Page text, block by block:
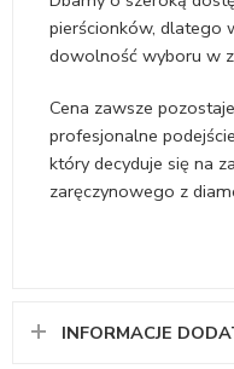
pierścionków, dlatego
dowolność wyboru w
Cena zawsze
profesjonalne
który decyduje się na
zaręczynowego z
INFORMACJE